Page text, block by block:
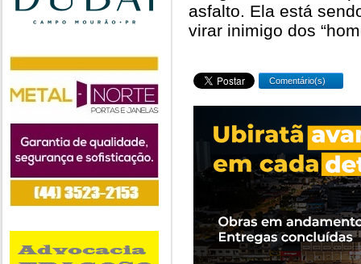
asfalto. Ela está
virar inimigo dos
Comentário(s)